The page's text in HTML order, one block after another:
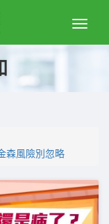
Toggle
森風險別忽略